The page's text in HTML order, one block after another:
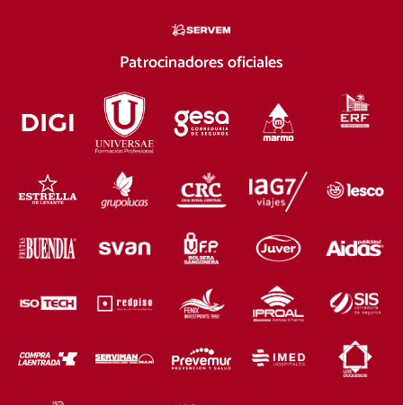
Patrocinadores oficiales